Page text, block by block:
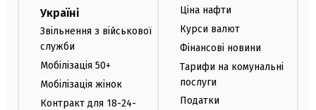
Україні
Звільнення з військової
служби
Мобілізація 50+
Мобілізація жінок
Контракт для 18-24-
Ціна нафти
Курси валют
Фінансові новини
Тарифи на комунальні
послуги
Податки